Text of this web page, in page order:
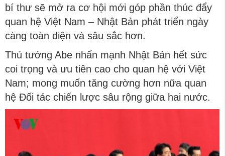
bí thư sẽ mở ra cơ hội mới góp phần thúc đẩy
quan hệ Việt Nam – Nhật Bản phát triển ngày
càng toàn diện và sâu sắc hơn.
Thủ tướng Abe nhấn mạnh Nhật Bản hết sức
coi trọng và ưu tiên cao cho quan hệ với Việt
Nam; mong muốn tăng cường hơn nữa quan
hệ Đối tác chiến lược sâu rộng giữa hai nước.